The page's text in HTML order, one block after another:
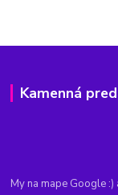
Kamenná
My na mape Google :)